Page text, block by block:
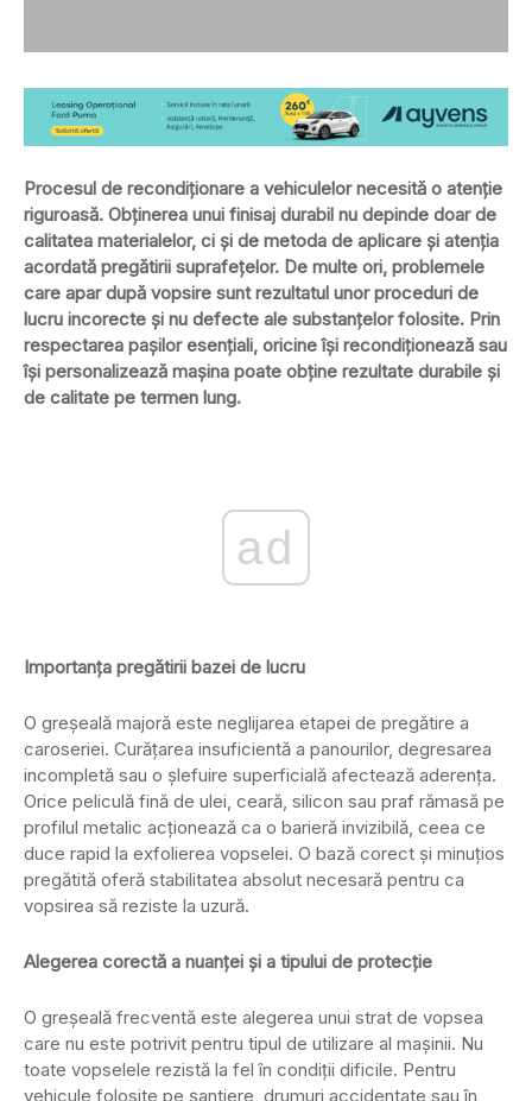
Procesul de recondiționare a vehiculelor necesită o atenție
riguroasă. Obținerea unui finisaj durabil nu depinde doar de
calitatea materialelor, ci și de metoda de aplicare și atenția
acordată pregătirii suprafețelor. De multe ori, problemele
care apar după vopsire sunt rezultatul unor proceduri de
lucru incorecte și nu defecte ale substanțelor folosite. Prin
respectarea pașilor esențiali, oricine își recondiționează sau
își personalizează mașina poate obține rezultate durabile și
de calitate pe termen lung.
ad
Importanța pregătirii bazei de lucru
O greșeală majoră este neglijarea etapei de pregătire a
caroseriei. Curățarea insuficientă a panourilor, degresarea
incompletă sau o șlefuire superficială afectează aderența.
Orice peliculă fină de ulei, ceară, silicon sau praf rămasă pe
profilul metalic acționează ca o barieră invizibilă, ceea ce
duce rapid la exfolierea vopselei. O bază corect și minuțios
pregătită oferă stabilitatea absolut necesară pentru ca
vopsirea să reziste la uzură.
Alegerea corectă a nuanței și a tipului de protecție
O greșeală frecventă este alegerea unui strat de vopsea
care nu este potrivit pentru tipul de utilizare al mașinii. Nu
toate vopselele rezistă la fel în condiții dificile. Pentru
vehicule folosite pe șantiere, drumuri accidentate sau în